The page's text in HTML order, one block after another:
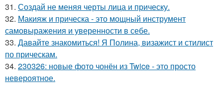
31. Создай не меняя черты лица и прическу.
32. Макияж и прическа - это мощный инструмент
самовыражения и уверенности в себе.
33. Давайте знакомиться! Я Полина, визажист и стилист
по прическам.
34. 230326: новые фото чонён из Twice - это просто
невероятное.